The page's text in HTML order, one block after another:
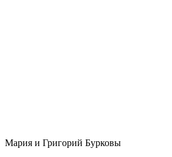
Мария и Григорий Бурковы